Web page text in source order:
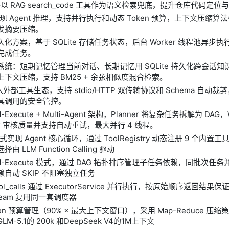
RAG search_code 工具作为语义检索兜底，提升仓库代码定位
Agent 推理，支持并行执行和动态 Token 预算，上下文压缩算
要压缩。
化方案，基于 SQLite 存储任务状态，后台 Worker 线程池异步执
任务。
统：短期记忆管理当前对话、长期记忆用 SQLite 持久化跨会话
下文压缩，支持 BM25 + 余弦相似度混合检索。
外部工具生态，支持 stdio/HTTP 双传输协议和 Schema 自动裁
用的安全管控。
Execute + Multi-Agent 架构，Planner 将复杂任务拆解为 DAG
核质量并支持自动重试，最大并行 4 线程。
实现 Agent 核心循环，通过 ToolRegistry 动态注册 9 个内置工
择由 LLM Function Calling 驱动
模式，通过 DAG 拓扑排序管理子任务依赖，同批次任务
自动 SKIP 不阻塞独立任务
通过 ExecutorService 并行执行，按原始顺序返回结果保
复用同一套调度器
预算管理（90% × 最大上下文窗口），采用 Map-Reduce 压缩
5.1的 200k 和DeepSeek V4的1M上下文